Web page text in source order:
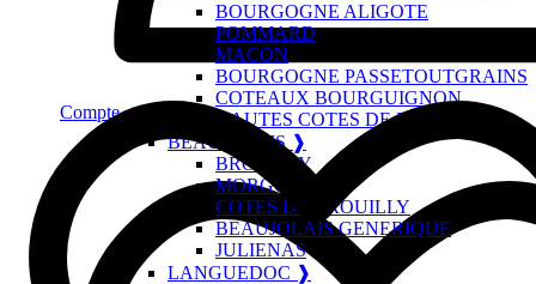
Compte
BOURGOGNE ALIGOTE
POMMARD
MACON
BOURGOGNE PASSETOUTGRAINS
COTEAUX BOURGUIGNON
HAUTES COTES DE BEAUNE
BEAUJOLAIS ❱
BROUILLY
MORGON
COTES DE BROUILLY
BEAUJOLAIS GENERIQUE
JULIENAS
LANGUEDOC ❱